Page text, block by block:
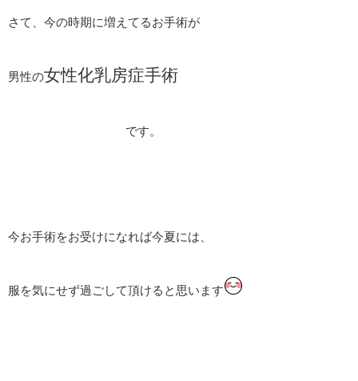
さて、今の時期に増えてるお手術が
男性の女性化乳房症手術
です。
今お手術をお受けになれば今夏には、
服を気にせず過ごして頂けると思います